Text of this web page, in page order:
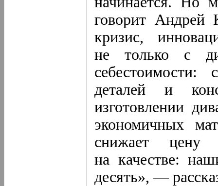
говорит Андрей
кризис,
не только с
себестоимости:
деталей и
изготовлении
экономичных
снижает цену
на качестве:
десять», —